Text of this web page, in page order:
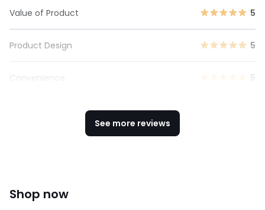
Value of Product
5
Product Design 5
Convenience 5
See more reviews
Shop now